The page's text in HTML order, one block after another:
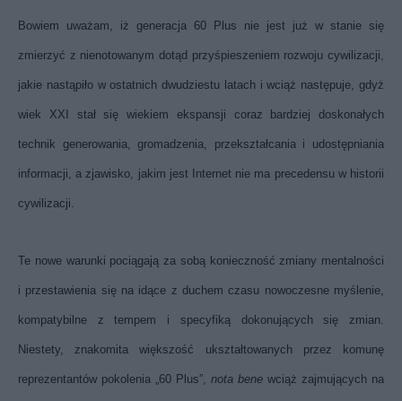
Bowiem uważam, iż generacja 60 Plus nie jest już w stanie się
zmierzyć z nienotowanym dotąd przyśpieszeniem rozwoju cywilizacji,
jakie nastąpiło w ostatnich dwudziestu latach i wciąż następuje, gdyż
wiek XXI stał się wiekiem ekspansji coraz bardziej doskonałych
technik generowania, gromadzenia, przekształcania i udostępniania
informacji, a zjawisko, jakim jest Internet nie ma precedensu w historii
cywilizacji.
Te nowe warunki pociągają za sobą konieczność zmiany mentalności
i przestawienia się na idące z duchem czasu nowoczesne myślenie,
kompatybilne z tempem i specyfiką dokonujących się zmian.
Niestety, znakomita większość ukształtowanych przez komunę
reprezentantów pokolenia „60 Plus”, nota bene wciąż zajmujących na